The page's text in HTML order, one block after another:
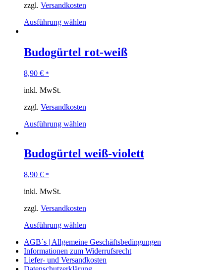
zzgl. Versandkosten
Ausführung wählen
Budogürtel rot-weiß
8,90 € *
inkl. MwSt.
zzgl. Versandkosten
Ausführung wählen
Budogürtel weiß-violett
8,90 € *
inkl. MwSt.
zzgl. Versandkosten
Ausführung wählen
AGB´s | Allgemeine Geschäftsbedingungen
Informationen zum Widerrufsrecht
Liefer- und Versandkosten